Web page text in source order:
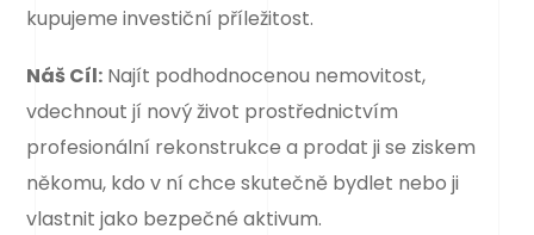
kupujeme investiční příležitost.
Náš Cíl: Najít podhodnocenou nemovitost,
vdechnout jí nový život prostřednictvím
profesionální rekonstrukce a prodat ji se ziskem
někomu, kdo v ní chce skutečně bydlet nebo ji
vlastnit jako bezpečné aktivum.